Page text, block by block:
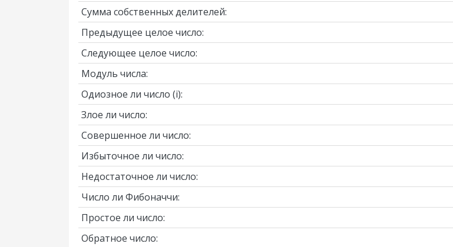
Сумма собственных делителей:
Предыдущее целое число:
Следующее целое число:
Модуль числа:
Одиозное ли число (i):
Злое ли число:
Совершенное ли число:
Избыточное ли число:
Недостаточное ли число:
Число ли Фибоначчи:
Простое ли число:
Обратное число: